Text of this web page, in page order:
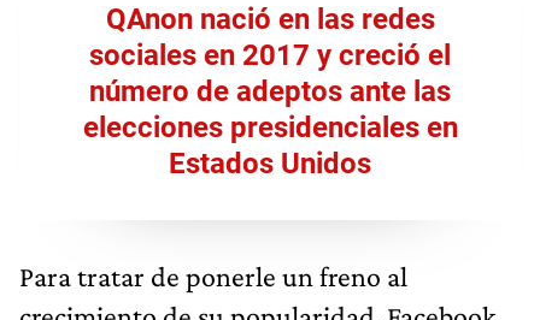
QAnon nació en las redes
sociales en 2017 y creció el
número de adeptos ante las
elecciones presidenciales en
Estados Unidos
Para tratar de ponerle un freno al